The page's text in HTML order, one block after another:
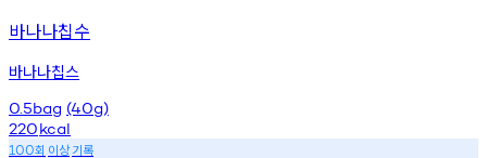
바나나칩수
바나나칩스
0.5bag (40g)
220kcal
100회 이상기록